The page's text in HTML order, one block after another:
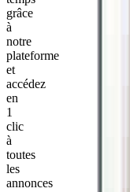
grâce
à
notre
plateforme
et
accédez
en
1
clic
à
toutes
les
annonces